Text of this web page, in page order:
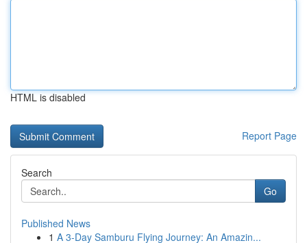
HTML is disabled
Report Page
Search
Go
Published News
1 A 3-Day Samburu Flying Journey: An Amazin...